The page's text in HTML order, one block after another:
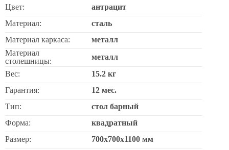
Цвет:
антрацит
Материал:
сталь
Материал каркаса:
металл
Материал
столешницы:
металл
Вес:
15.2 кг
Гарантия:
12 мес.
Тип:
стол барный
Форма:
квадратный
Размер:
700х700х1100 мм